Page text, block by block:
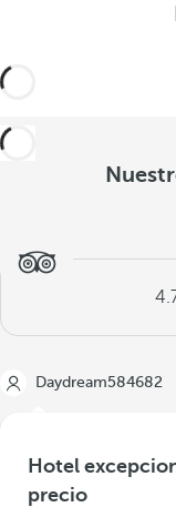
Daydream584682
Hotel
precio